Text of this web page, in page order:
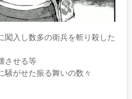
闖入し数多の衛兵を斬り殺した
させる等
騒がせた振る舞いの数々